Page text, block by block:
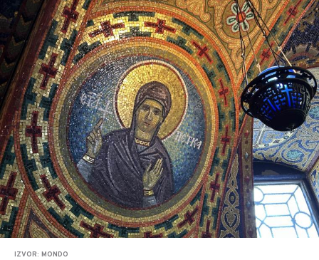
IZVOR: MONDO